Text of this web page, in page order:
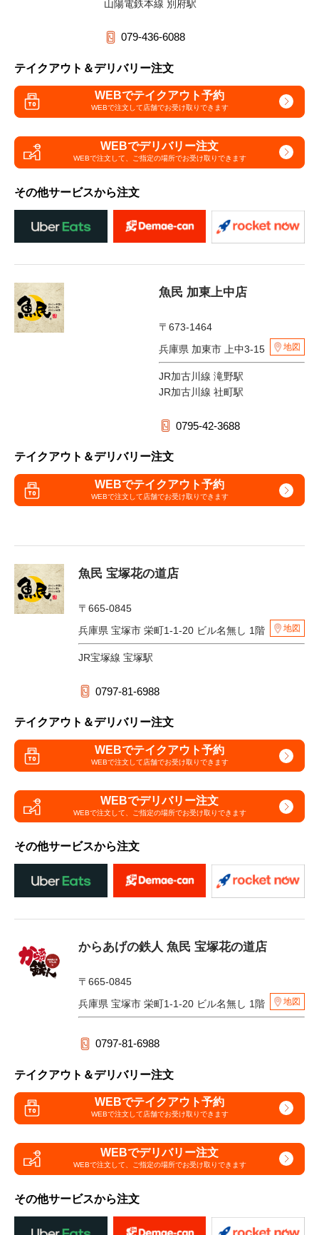
山陽電鉄本線 別府駅
079-436-6088
テイクアウト＆デリバリー注文
WEBでテイクアウト予約
WEBで注文して店舗でお受け取りできます
WEBでデリバリー注文
WEBで注文して、 ご指定の場所でお受け取りできます
その他サービスから注文
魚民 加東上中店
〒673-1464
兵庫県 加東市 上中3-15
地図
JR加古川線 滝野駅
JR加古川線 社町駅
0795-42-3688
テイクアウト＆デリバリー注文
WEBでテイクアウト予約
WEBで注文して店舗でお受け取りできます
魚民 宝塚花の道店
〒665-0845
兵庫県 宝塚市 栄町1-1-20 ビル名無し 1階
地図
JR宝塚線 宝塚駅
0797-81-6988
テイクアウト＆デリバリー注文
WEBでテイクアウト予約
WEBで注文して店舗でお受け取りできます
WEBでデリバリー注文
WEBで注文して、 ご指定の場所でお受け取りできます
その他サービスから注文
からあげの鉄人 魚民 宝塚花の道店
〒665-0845
兵庫県 宝塚市 栄町1-1-20 ビル名無し 1階
地図
0797-81-6988
テイクアウト＆デリバリー注文
WEBでテイクアウト予約
WEBで注文して店舗でお受け取りできます
WEBでデリバリー注文
WEBで注文して、 ご指定の場所でお受け取りできます
その他サービスから注文